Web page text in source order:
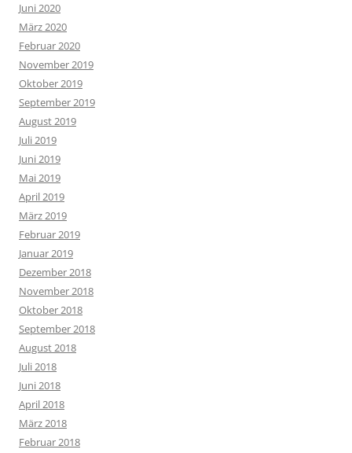
Juni 2020
März 2020
Februar 2020
November 2019
Oktober 2019
September 2019
August 2019
Juli 2019
Juni 2019
Mai 2019
April 2019
März 2019
Februar 2019
Januar 2019
Dezember 2018
November 2018
Oktober 2018
September 2018
August 2018
Juli 2018
Juni 2018
April 2018
März 2018
Februar 2018